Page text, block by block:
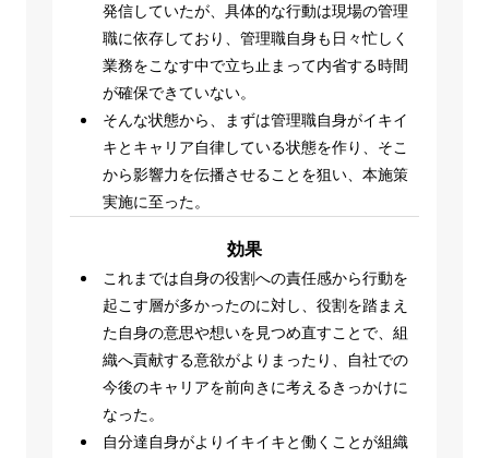
発信していたが、具体的な行動は現場の管理
職に依存しており、管理職自身も日々忙しく
業務をこなす中で立ち止まって内省する時間
が確保できていない。
そんな状態から、まずは管理職自身がイキイ
キとキャリア自律している状態を作り、そこ
から影響力を伝播させることを狙い、本施策
実施に至った。
効果
これまでは自身の役割への責任感から行動を
起こす層が多かったのに対し、役割を踏まえ
た自身の意思や想いを見つめ直すことで、組
織へ貢献する意欲がよりまったり、自社での
今後のキャリアを前向きに考えるきっかけに
なった。
自分達自身がよりイキイキと働くことが組織